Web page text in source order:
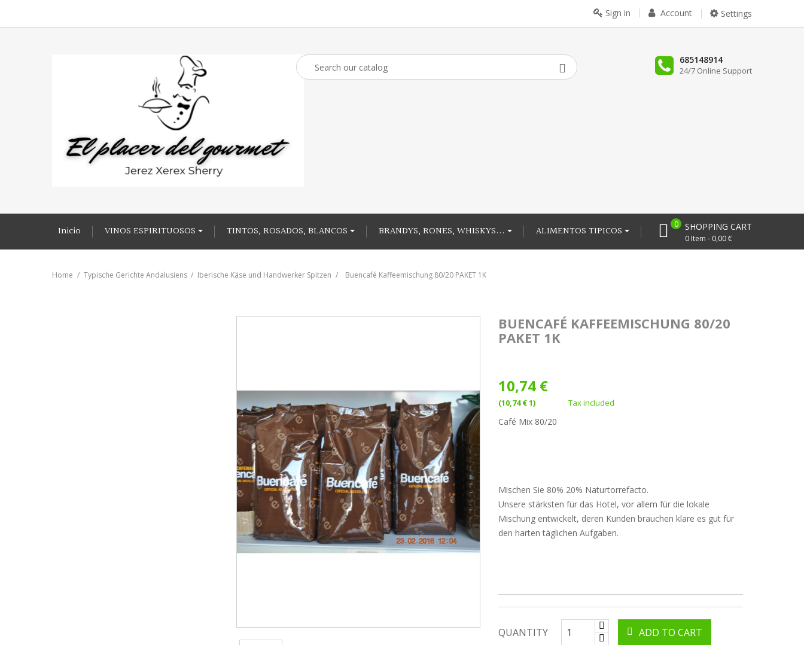
Settings
Account
Sign in
685148914
24/7 Online Support
SHOPPING CART
0 Item - 0,00 €
0
Inicio VINOS ESPIRITUOSOS TINTOS, ROSADOS, BLANCOS BRANDYS, RONES, WHISKYS... ALIMENTOS TIPICOS
Home Typische Gerichte Andalusiens Iberische Käse und Handwerker Spitzen Buencafé Kaffeemischung 80/20 PAKET 1K
BUENCAFÉ KAFFEEMISCHUNG 80/20
PAKET 1K
10,74 €
(10,74 € 1) Tax included
Café Mix 80/20
Mischen Sie 80% 20% Naturtorrefacto.
Unsere stärksten für das Hotel, vor allem für die lokale
Mischung entwickelt, deren Kunden brauchen klare es gut für
den harten täglichen Aufgaben.
QUANTITY ADD TO CART